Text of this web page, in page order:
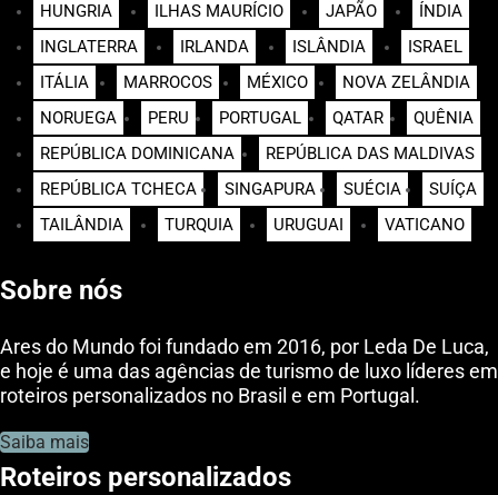
HUNGRIA
ILHAS MAURÍCIO JAPÃO
ÍNDIA
INGLATERRA
IRLANDA ISLÂNDIA
ISRAEL
ITÁLIA
MARROCOS MÉXICO
NOVA ZELÂNDIA
NORUEGA
PERU PORTUGAL QATAR
QUÊNIA
REPÚBLICA DOMINICANA
REPÚBLICA DAS MALDIVAS
REPÚBLICA TCHECA
SINGAPURA SUÉCIA
SUÍÇA
TAILÂNDIA
TURQUIA URUGUAI VATICANO
Sobre nós
Ares do Mundo foi fundado em 2016, por Leda De Luca,
e hoje é uma das agências de turismo de luxo líderes em
roteiros personalizados no Brasil e em Portugal.
Saiba mais
Roteiros personalizados